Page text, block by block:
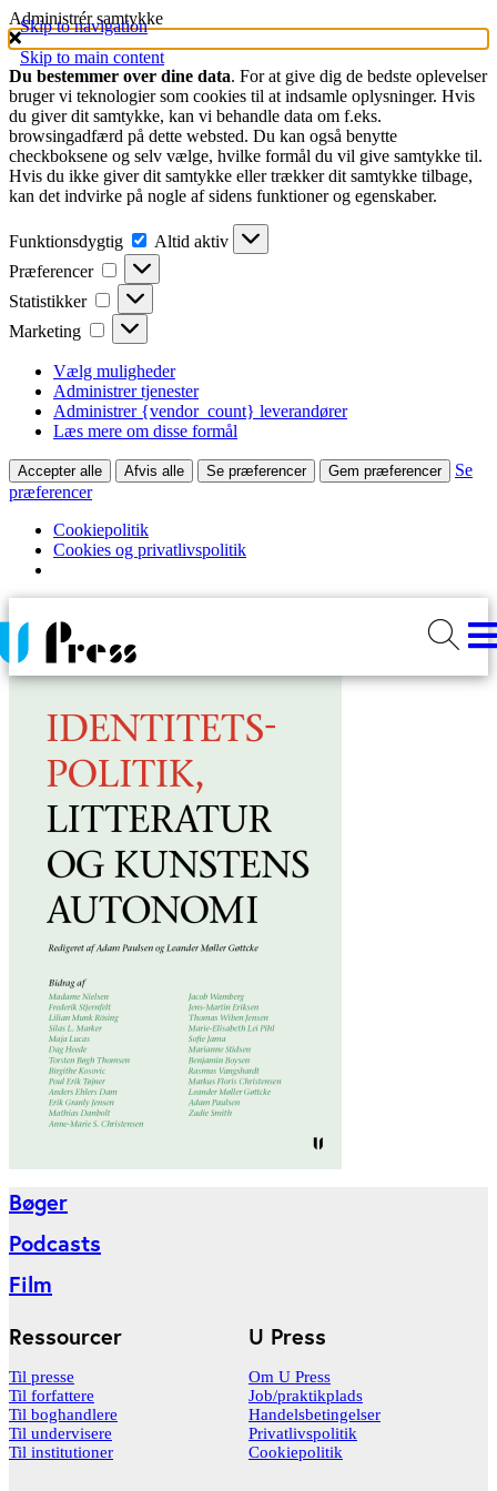
Administrér samtykke
Du bestemmer over dine data. For at give dig de bedste oplevelser
bruger vi teknologier som cookies til at indsamle oplysninger. Hvis
du giver dit samtykke, kan vi behandle data om f.eks.
browsingadfærd på dette websted. Du kan også benytte
checkboksene og selv vælge, hvilke formål du vil give samtykke til.
Hvis du ikke giver dit samtykke eller trækker dit samtykke tilbage,
kan det indvirke på nogle af sidens funktioner og egenskaber.
Funktionsdygtig Funktionsdygtig
Altid aktiv
Præferencer
Præferencer
Statistikker Statistikker
Marketing Marketing
Vælg muligheder
Administrer tjenester
Administrer {vendor_count} leverandører
Læs mere om disse formål
Accepter alle Afvis alle Se præferencer Gem præferencer
Se
præferencer
Cookiepolitik
Cookies og privatlivspolitik
Skip to navigation
Skip to main content
Bøger
Podcasts
Film
U Press
Om U Press
Job/praktikplads
Handelsbetingelser
Privatlivspolitik
Cookiepolitik
Ressourcer
Til presse
Til forfattere
Til boghandlere
Til undervisere
Til institutioner